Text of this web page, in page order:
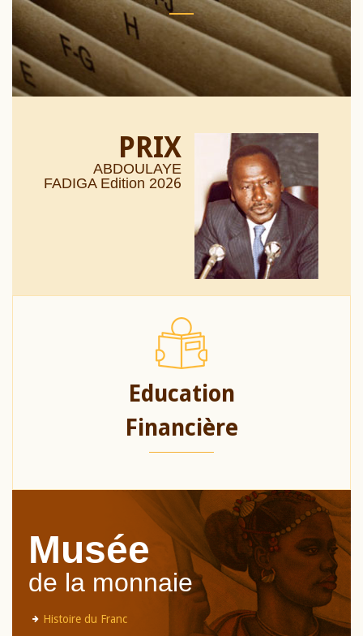
PRIX
ABDOULAYE
FADIGA Edition 2026
Education
Financière
Musée
de la monnaie
Histoire du Franc